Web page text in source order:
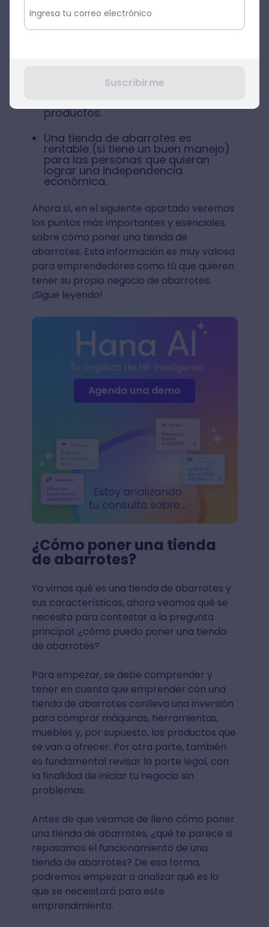
abarrotes se localizan en lugares
ofrezcan bebidas alcohólicas
productos.
Una tienda de abarrotes es
rentable (si tiene un buen manejo)
para las personas que quieran
lograr una independencia
económica.
Ahora sí, en el siguiente apartado veremos
los puntos más importantes y esenciales
sobre cómo poner una tienda de
abarrotes. Esta información es muy valiosa
para emprendedores como tú que quieren
tener su propio negocio de abarrotes.
¡Sigue leyendo!
Agenda una demo
¿Cómo poner una tienda
de abarrotes?
Ya vimos qué es una tienda de abarrotes y
sus características, ahora veamos qué se
necesita para contestar a la pregunta
principal: ¿cómo puedo poner una tienda
de abarrotes?
Para empezar, se debe comprender y
tener en cuenta que emprender con una
tienda de abarrotes conlleva una inversión
para comprar máquinas, herramientas,
muebles y, por supuesto, los productos que
se van a ofrecer. Por otra parte, también
es fundamental revisar la parte legal, con
la finalidad de iniciar tu negocio sin
problemas.
Antes de que veamos de lleno cómo poner
una tienda de abarrotes, ¿qué te parece si
repasamos el funcionamiento de una
tienda de abarrotes? De esa forma,
podremos empezar a analizar qué es lo
que se necesitará para este
emprendimiento.
Suscribirme